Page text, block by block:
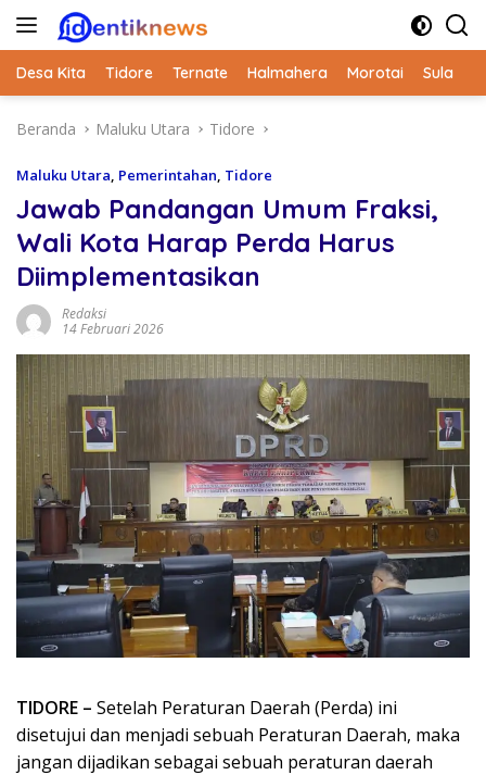
Langsung
Desa Kita Tidore Ternate Halmahera Morotai Sula
Beranda Maluku Utara Tidore
Maluku Utara, Pemerintahan, Tidore
Jawab Pandangan Umum Fraksi,
Wali Kota Harap Perda Harus
Diimplementasikan
Redaksi
14 Februari 2026
TIDORE – Setelah Peraturan Daerah (Perda) ini
disetujui dan menjadi sebuah Peraturan Daerah, maka
jangan dijadikan sebagai sebuah peraturan daerah